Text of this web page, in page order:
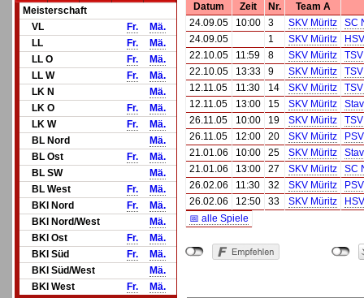
Meisterschaft
VL
Fr.
Mä.
LL
Fr.
Mä.
LL O
Fr.
Mä.
LL W
Fr.
Mä.
LK N
Mä.
LK O
Fr.
Mä.
LK W
Fr.
Mä.
BL Nord
Mä.
BL Ost
Fr.
Mä.
BL SW
Mä.
BL West
Fr.
Mä.
BKl Nord
Fr.
Mä.
BKl Nord/West
Mä.
BKl Ost
Fr.
Mä.
BKl Süd
Fr.
Mä.
BKl Süd/West
Mä.
BKl West
Fr.
Mä.
Datum Zeit Nr.
Team A
24.09.05
10:00 3 SKV Müritz
SC
24.09.05
1 SKV Müritz
22.10.05
11:59 8 SKV Müritz
22.10.05
13:33 9 SKV Müritz
12.11.05
11:30 14 SKV Müritz
12.11.05
13:00 15 SKV Müritz
26.11.05
10:00 19 SKV Müritz
26.11.05
12:00 20 SKV Müritz
21.01.06
10:00 25 SKV Müritz
21.01.06
13:00 27 SKV Müritz
SC
26.02.06
11:30 32 SKV Müritz
26.02.06
12:50 33 SKV Müritz
📅 alle Spiele